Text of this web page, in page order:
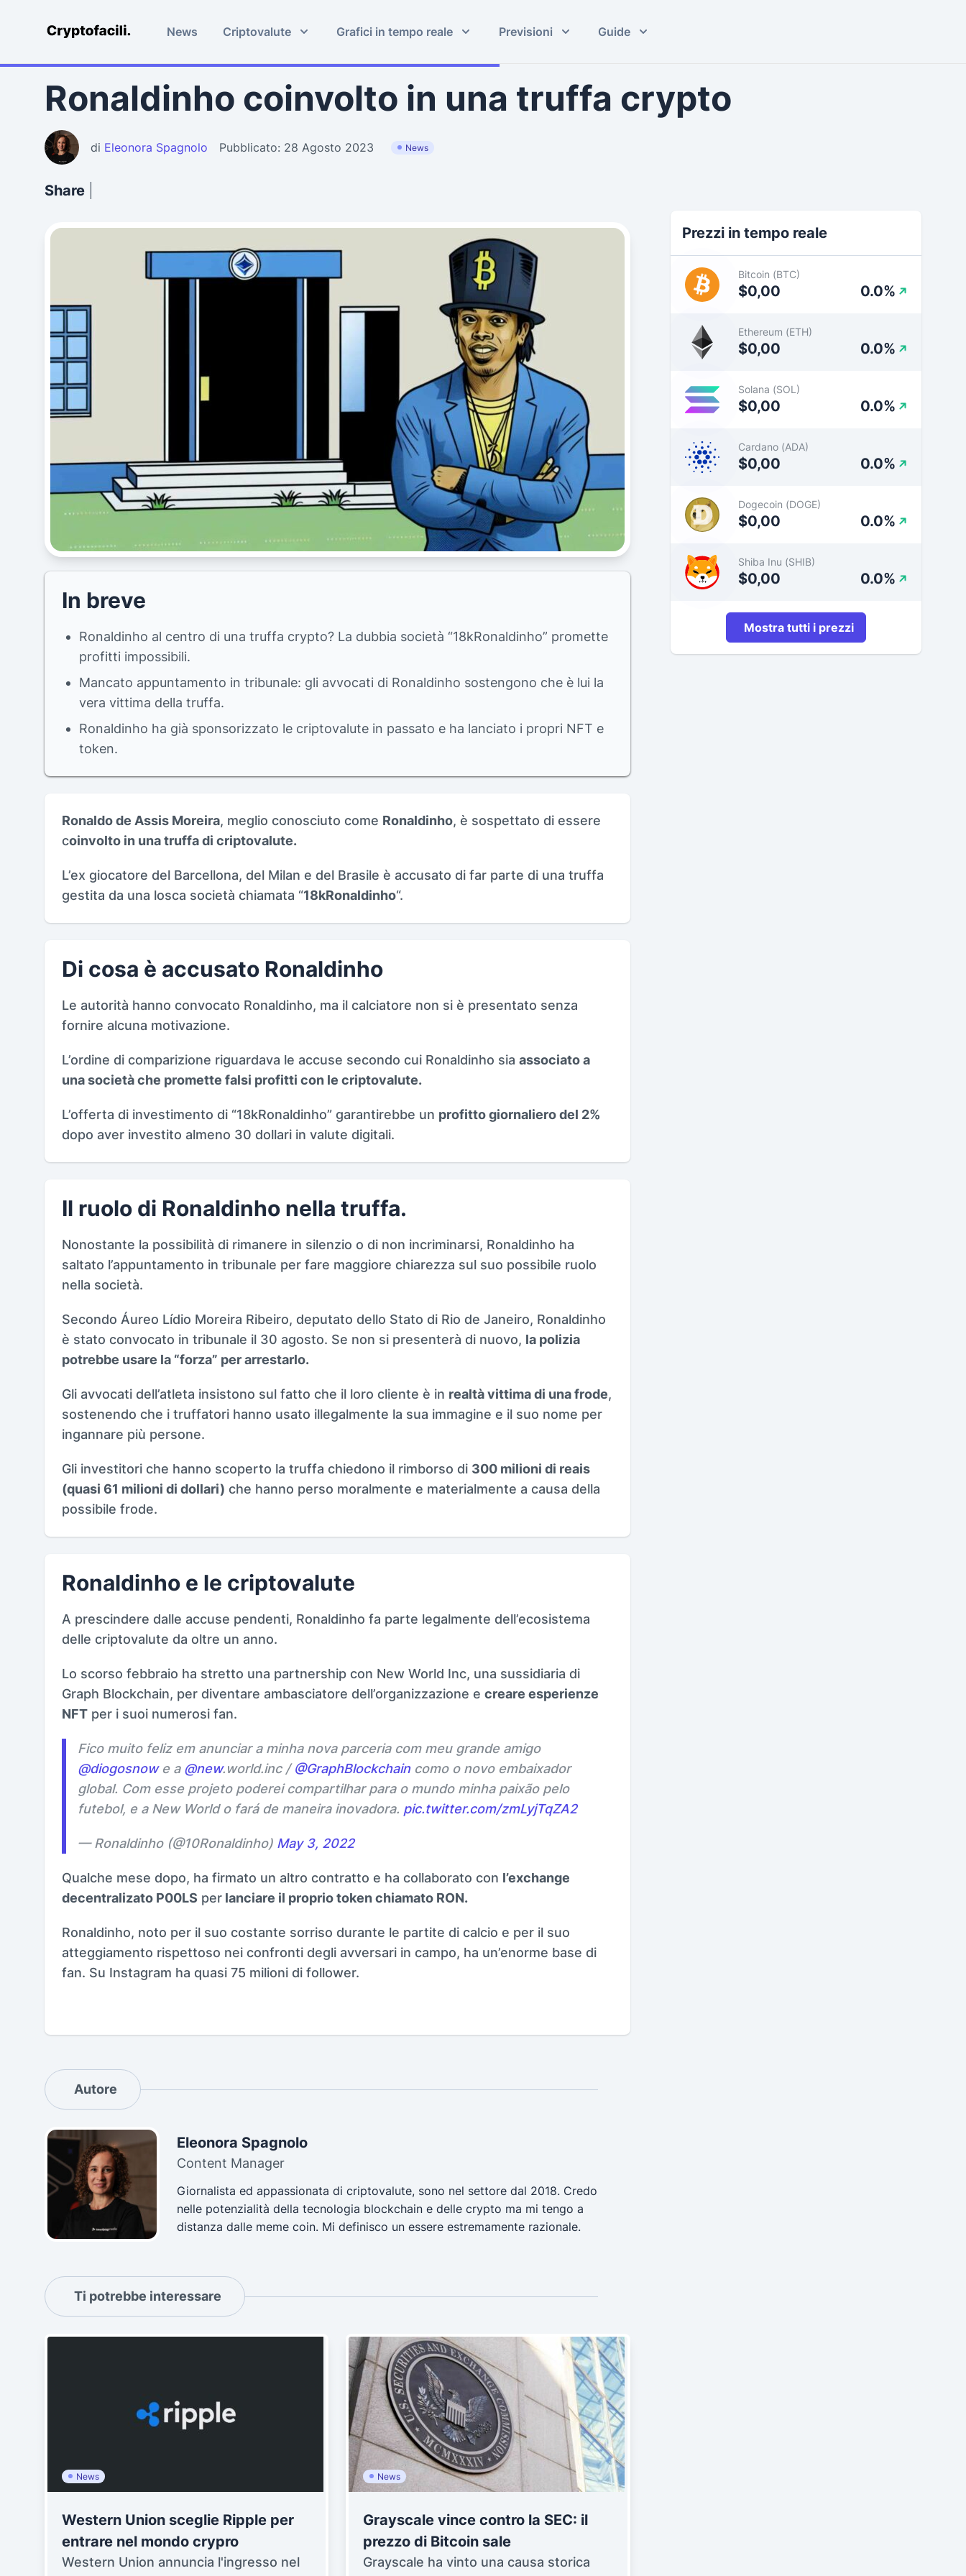
Cryptofacili.com News Criptovalute Grafici in tempo reale Previsioni Guide
Ronaldinho coinvolto in una truffa crypto
di Eleonora Spagnolo Pubblicato: 28 Agosto 2023 News
Share
In breve
Ronaldinho al centro di una truffa crypto? La dubbia società “18kRonaldinho” promette
profitti impossibili.
Mancato appuntamento in tribunale: gli avvocati di Ronaldinho sostengono che è lui la
vera vittima della truffa.
Ronaldinho ha già sponsorizzato le criptovalute in passato e ha lanciato i propri NFT e
token.
Ronaldo de Assis Moreira, meglio conosciuto come Ronaldinho, è sospettato di essere
coinvolto in una truffa di criptovalute.
L’ex giocatore del Barcellona, del Milan e del Brasile è accusato di far parte di una truffa
gestita da una losca società chiamata “18kRonaldinho“.
Di cosa è accusato Ronaldinho
Le autorità hanno convocato Ronaldinho, ma il calciatore non si è presentato senza
fornire alcuna motivazione.
L’ordine di comparizione riguardava le accuse secondo cui Ronaldinho sia associato a
una società che promette falsi profitti con le criptovalute.
L’offerta di investimento di “18kRonaldinho” garantirebbe un profitto giornaliero del 2%
dopo aver investito almeno 30 dollari in valute digitali.
Il ruolo di Ronaldinho nella truffa.
Nonostante la possibilità di rimanere in silenzio o di non incriminarsi, Ronaldinho ha
saltato l’appuntamento in tribunale per fare maggiore chiarezza sul suo possibile ruolo
nella società.
Secondo Áureo Lídio Moreira Ribeiro, deputato dello Stato di Rio de Janeiro, Ronaldinho
è stato convocato in tribunale il 30 agosto. Se non si presenterà di nuovo, la polizia
potrebbe usare la “forza” per arrestarlo.
Gli avvocati dell’atleta insistono sul fatto che il loro cliente è in realtà vittima di una frode,
sostenendo che i truffatori hanno usato illegalmente la sua immagine e il suo nome per
ingannare più persone.
Gli investitori che hanno scoperto la truffa chiedono il rimborso di 300 milioni di reais
(quasi 61 milioni di dollari) che hanno perso moralmente e materialmente a causa della
possibile frode.
Ronaldinho e le criptovalute
A prescindere dalle accuse pendenti, Ronaldinho fa parte legalmente dell’ecosistema
delle criptovalute da oltre un anno.
Lo scorso febbraio ha stretto una partnership con New World Inc, una sussidiaria di
Graph Blockchain, per diventare ambasciatore dell’organizzazione e creare esperienze
NFT per i suoi numerosi fan.
Fico muito feliz em anunciar a minha nova parceria com meu grande amigo
@diogosnowe a @new.world.inc /@GraphBlockchaincomo o novo embaixador
global. Com esse projeto poderei compartilhar para o mundo minha paixão pelo
futebol, e a New World o fará de maneira inovadora. pic.twitter.com/zmLyjTqZA2
— Ronaldinho (@10Ronaldinho) May 3, 2022
Qualche mese dopo, ha firmato un altro contratto e ha collaborato con l’exchange
decentralizato P00LS per lanciare il proprio token chiamato RON.
Ronaldinho, noto per il suo costante sorriso durante le partite di calcio e per il suo
atteggiamento rispettoso nei confronti degli avversari in campo, ha un’enorme base di
fan. Su Instagram ha quasi 75 milioni di follower.
Autore
Eleonora Spagnolo
Content Manager
Giornalista ed appassionata di criptovalute, sono nel settore dal 2018. Credo
nelle potenzialità della tecnologia blockchain e delle crypto ma mi tengo a
distanza dalle meme coin. Mi definisco un essere estremamente razionale.
Ti potrebbe interessare
News
Western Union sceglie Ripple per
entrare nel mondo crypro
Western Union annuncia l'ingresso nel
News
Grayscale vince contro la SEC: il
prezzo di Bitcoin sale
Grayscale ha vinto una causa storica
Prezzi in tempo reale
Bitcoin (BTC)
$0,00 0.0%
Ethereum (ETH)
$0,00 0.0%
Solana (SOL)
$0,00 0.0%
Cardano (ADA)
$0,00 0.0%
Dogecoin (DOGE)
$0,00 0.0%
Shiba Inu (SHIB)
$0,00 0.0%
Mostra tutti i prezzi